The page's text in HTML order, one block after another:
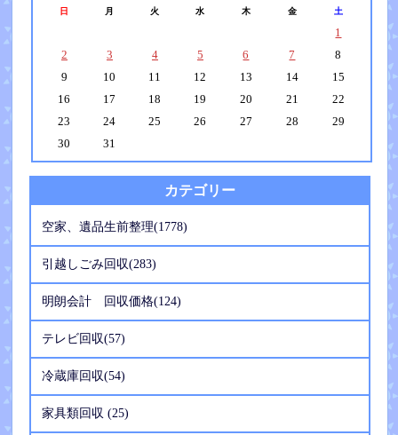
日 月 火 水 木 金 土
1
2
3 4 5 6 7
8
9
10 11 12 13 14
15
16
17 18 19 20 21
22
23
24 25 26 27 28
29
30
31
カテゴリー
空家、遺品生前整理(1778)
引越しごみ回収(283)
明朗会計 回収価格(124)
テレビ回収(57)
冷蔵庫回収(54)
家具類回収 (25)